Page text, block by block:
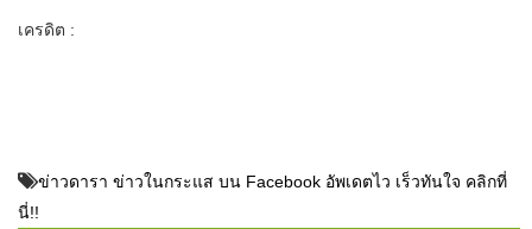
เครดิต :
ข่าวดารา ข่าวในกระแส บน Facebook อัพเดตไว เร็วทันใจ คลิกที่
นี่!!